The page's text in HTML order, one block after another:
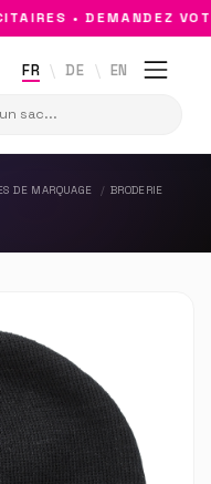
• DEMANDEZ
FR DE EN
DE MARQUAGE
BRODERIE